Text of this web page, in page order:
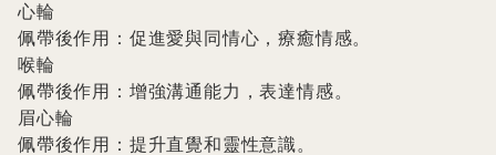
心輪
佩帶後作用：促進愛與同情心，療癒情感。
喉輪
佩帶後作用：增強溝通能力，表達情感。
眉心輪
佩帶後作用：提升直覺和靈性意識。